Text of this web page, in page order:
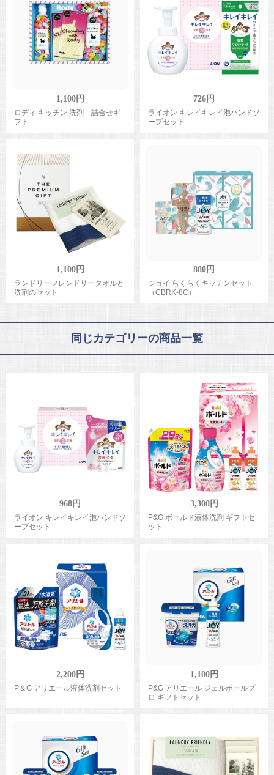
1,100円
ロディ キッチン 洗剤 詰合せギ
フト
726円
ライオン キレイキレイ泡ハンドソ
ープセット
1,100円
ランドリーフレンドリータオルと
洗剤のセット
880円
ジョイ らくらくキッチンセット
（CBRK-8C）
同じカテゴリーの商品一覧
968円
ライオン キレイキレイ泡ハンドソ
ープセット
3,300円
P&G ボールド液体洗剤 ギフトセ
ット
2,200円
P＆G アリエール液体洗剤セット
1,100円
P&G アリエール ジェルボールプ
ロ ギフトセット